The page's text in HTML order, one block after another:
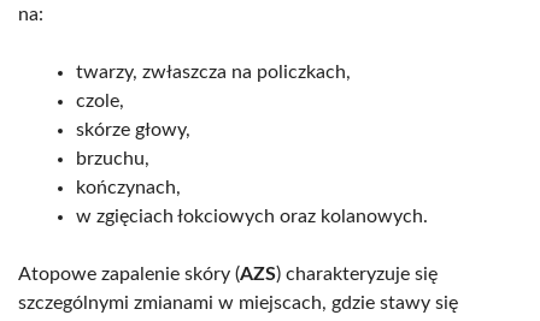
na:
twarzy, zwłaszcza na policzkach,
czole,
skórze głowy,
brzuchu,
kończynach,
w zgięciach łokciowych oraz kolanowych.
Atopowe zapalenie skóry (AZS) charakteryzuje się
szczególnymi zmianami w miejscach, gdzie stawy się